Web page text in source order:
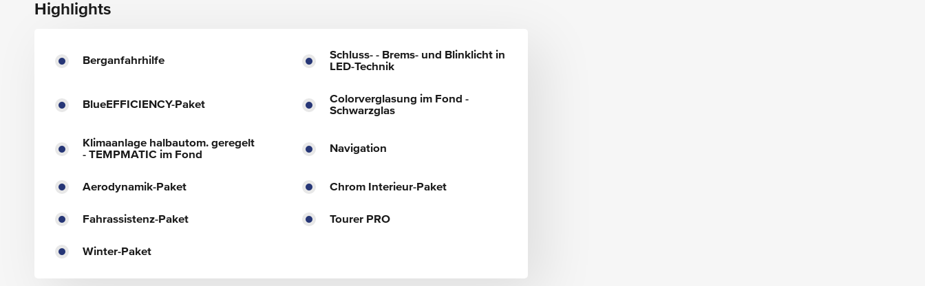
Highlights
Berganfahrhilfe
Schluss- - Brems- und Blinklicht in
LED-Technik
BlueEFFICIENCY-Paket
Colorverglasung im Fond -
Schwarzglas
Klimaanlage halbautom. geregelt
- TEMPMATIC im Fond
Navigation
Aerodynamik-Paket Chrom Interieur-Paket
Fahrassistenz-Paket Tourer PRO
Winter-Paket